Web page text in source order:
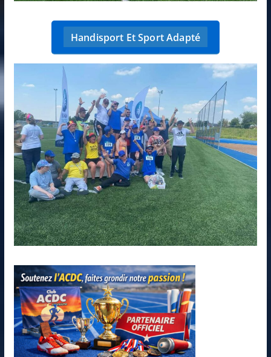
Handisport Et Sport Adapté